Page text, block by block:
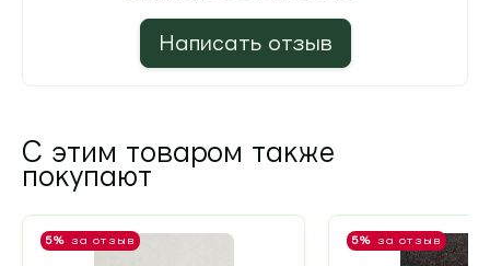
Написать отзыв
С этим товаром также
покупают
5% за отзыв 5% за отзыв